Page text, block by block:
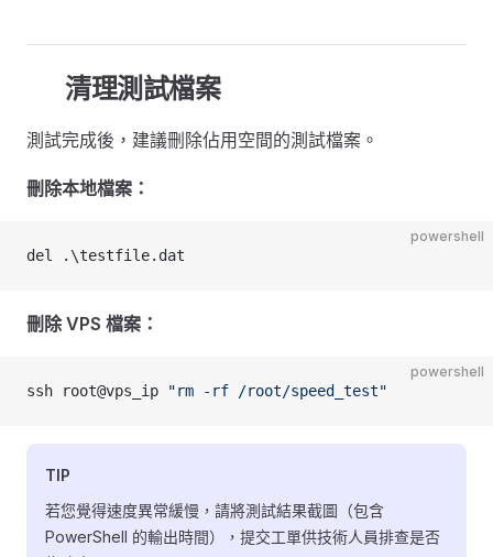
🧹 清理測試檔案
測試完成後，建議刪除佔用空間的測試檔案。
刪除本地檔案：
powershell
del .\testfile.dat
刪除 VPS 檔案：
powershell
ssh root@vps_ip "rm -rf /root/speed_test"
TIP
若您覺得速度異常緩慢，請將測試結果截圖（包含
PowerShell 的輸出時間），提交工單供技術人員排查是否